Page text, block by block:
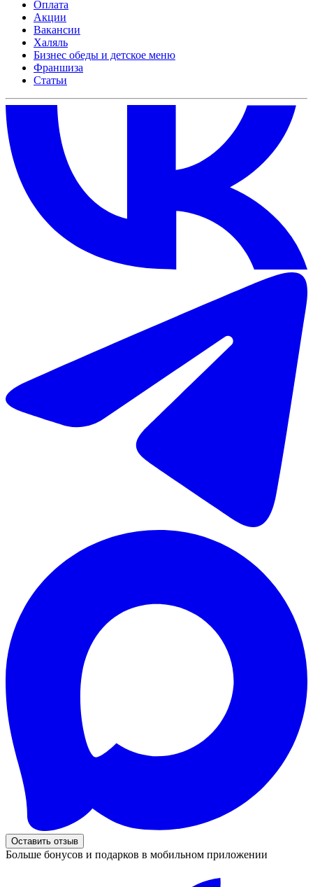
Оплата
Акции
Вакансии
Халяль
Бизнес обеды и детское меню
Франшиза
Статьи
Оставить отзыв
Больше бонусов и подарков в мобильном приложении